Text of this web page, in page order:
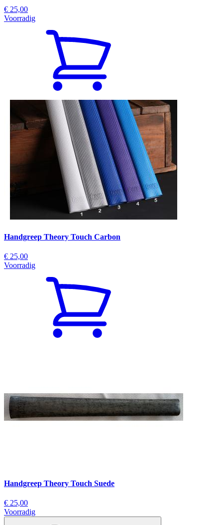
€ 25,00
Voorradig
Handgreep Theory Touch Carbon
€ 25,00
Voorradig
Handgreep Theory Touch Suede
€ 25,00
Voorradig